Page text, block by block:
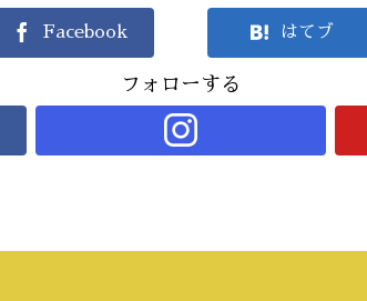
Facebook はてブ
フォローする